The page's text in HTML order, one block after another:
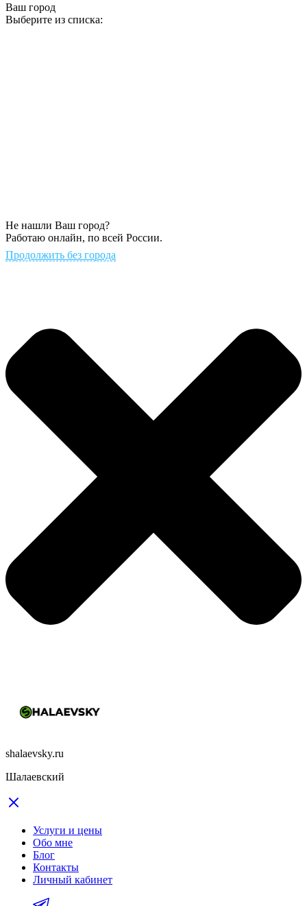
Ваш город
Выберите из списка:
Не нашли Ваш город?
Работаю онлайн, по всей России.
Продолжить без города
shalaevsky.ru
Шалаевский
Услуги и цены
Обо мне
Блог
Контакты
Личный кабинет